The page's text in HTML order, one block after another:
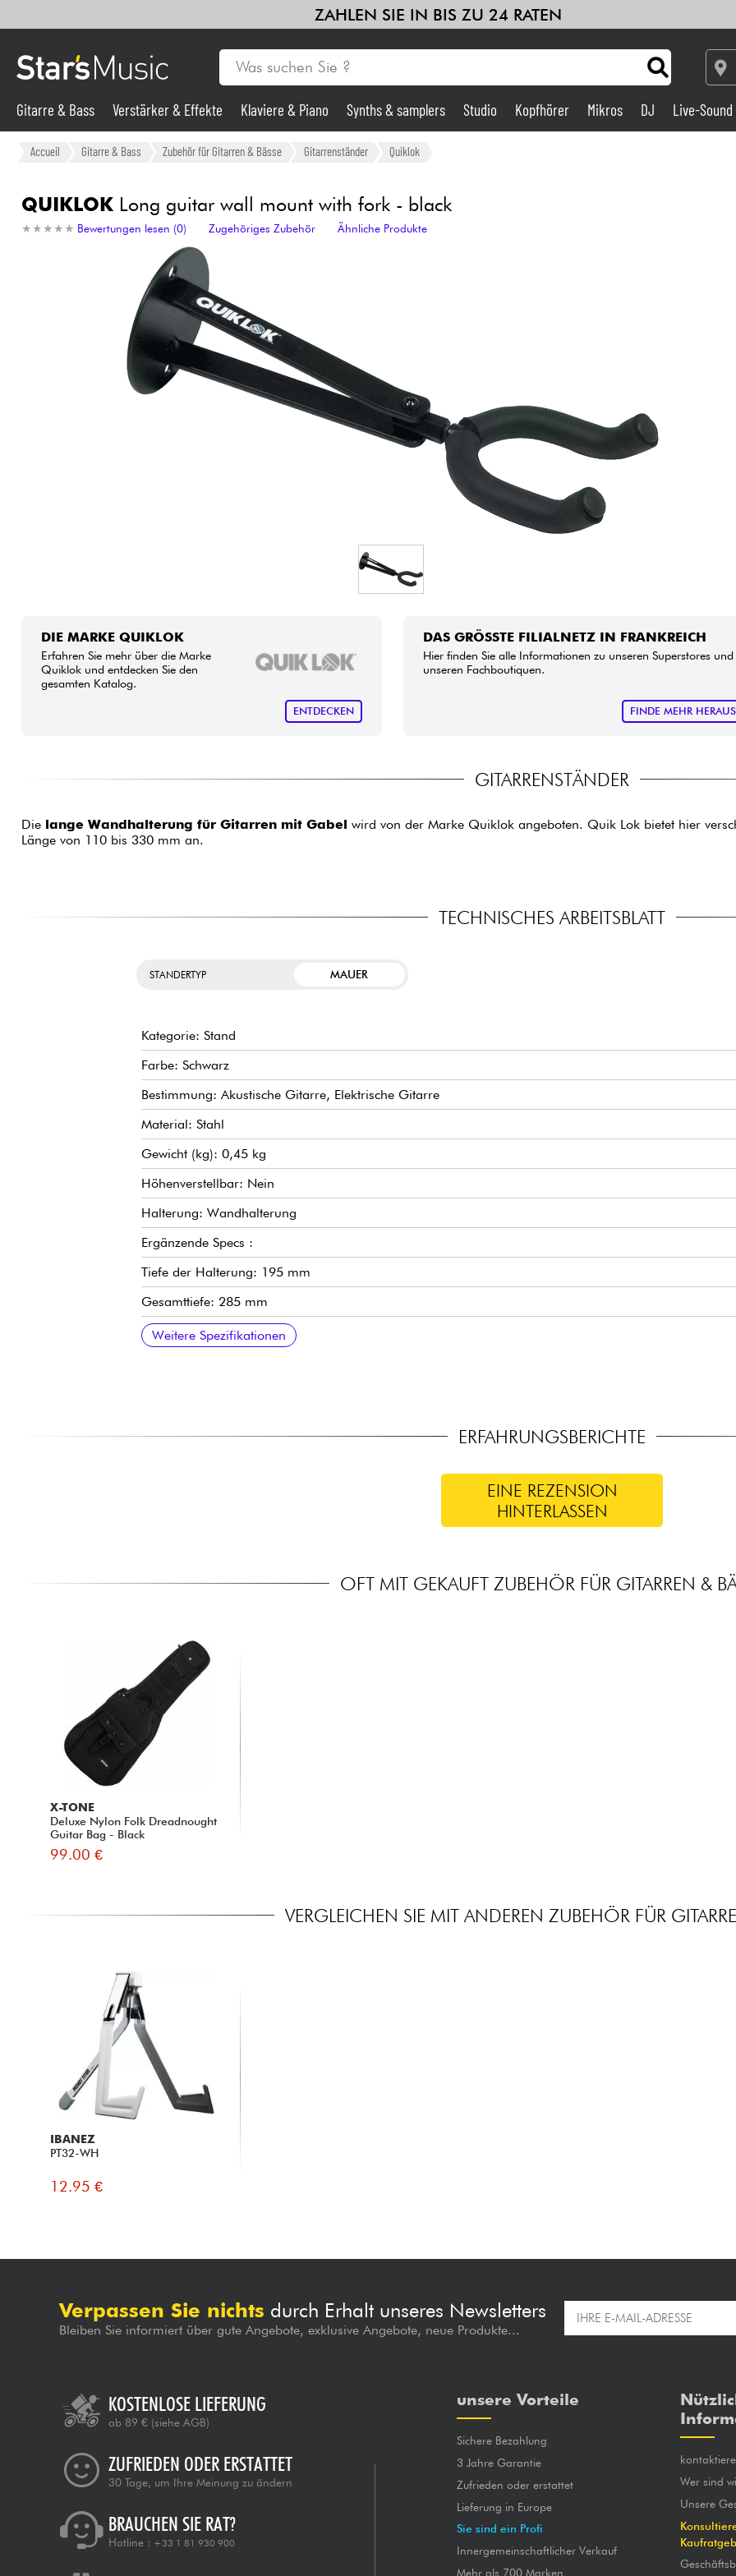
ZAHLEN SIE IN BIS ZU 24 RATEN
Gitarre & Bass
Synths & samplers Studio
Violinen & Quartett
Sehen Sie sich unsere Marken an
Gitarre & Bass Verstärker & Effekte Klaviere & Piano Synths & samplers Studio Kopfhörer Mikros DJ
Live-Sound
Accueil Gitarre & Bass Zubehör für Gitarren & Bässe Gitarrenständer Quiklok
QUIKLOKLong guitar wall mount with fork - black
★ ★ ★ ★ ★
★ ★ ★ ★ ★ Bewertungen lesen (0) Zugehöriges Zubehör Ähnliche Produkte
DIE MARKE QUIKLOK
Erfahren Sie mehr über die Marke
Quiklok und entdecken Sie den
gesamten Katalog.
ENTDECKEN
DAS GRÖSSTE FILIALNETZ IN FRANKREICH
Hier finden Sie alle Informationen zu unseren Superstores und
unseren Fachboutiquen.
FINDE MEHR HERAUS
GITARRENSTÄNDER
Die lange Wandhalterung für Gitarren mit Gabel wird von der Marke Quiklok angeboten. Quik Lok bietet hier
Länge von 110 bis 330 mm an.
TECHNISCHES ARBEITSBLATT
STANDERTYP MAUER
Kategorie: Stand
Farbe: Schwarz
Bestimmung: Akustische Gitarre, Elektrische Gitarre
Material: Stahl
Gewicht (kg): 0,45 kg
Höhenverstellbar: Nein
Halterung: Wandhalterung
Ergänzende Specs :
Tiefe der Halterung: 195 mm
Gesamttiefe: 285 mm
Breite: 90 mm
Durchmesser des Pfostens: 85 mm
Maximale Belastung: 12,5 kg
Weitere Spezifikationen
ERFAHRUNGSBERICHTE
EINE REZENSION
HINTERLASSEN
OFT MIT GEKAUFT ZUBEHÖR FÜR GITARREN &
X-TONE
Deluxe Nylon Folk Dreadnought
Guitar Bag - Black
99.00 €
VERGLEICHEN SIE MIT ANDEREN ZUBEHÖR FÜR
IBANEZ
PT32-WH
12.95 €
Verpassen Sie nichts durch Erhalt unseres Newsletters
Bleiben Sie informiert über gute Angebote, exklusive Angebote, neue Produkte...
KOSTENLOSE LIEFERUNG
ab 89 € (siehe AGB)
ZUFRIEDEN ODER ERSTATTET
30 Tage, um Ihre Meinung zu ändern
BRAUCHEN SIE RAT?
Hotline : +33 1 81 930 900
unsere Vorteile
Sichere Bezahlung
3 Jahre Garantie
Zufrieden oder erstattet
Lieferung in Europe
Sie sind ein Profi
Innergemeinschaftlicher Verkauf
Mehr als 700 Marken
Wer sind
Unsere